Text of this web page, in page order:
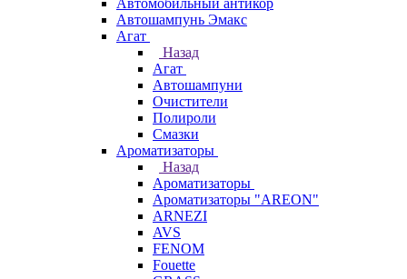
Автомобильный антикор
Автошампунь Эмакс
Агат
Назад
Агат
Автошампуни
Очистители
Полироли
Смазки
Ароматизаторы
Назад
Ароматизаторы
Ароматизаторы "AREON"
ARNEZI
AVS
FENOM
Fouette